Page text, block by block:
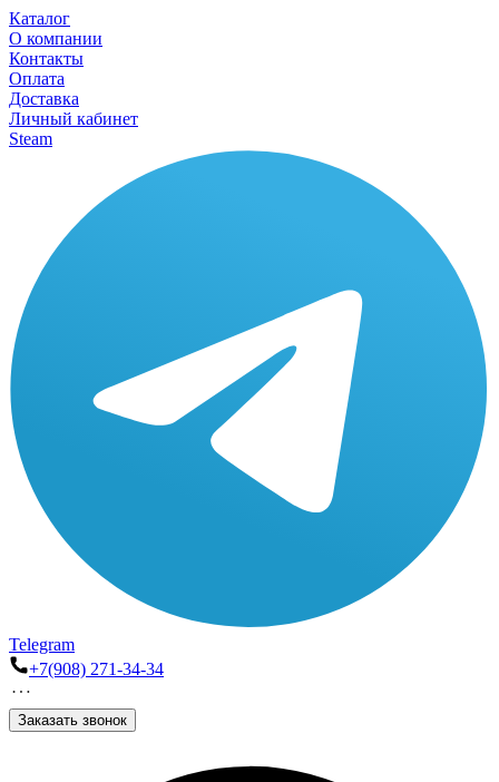
Каталог
О компании
Контакты
Оплата
Доставка
Личный кабинет
Steam
Telegram
+7(908) 271-34-34
Заказать звонок